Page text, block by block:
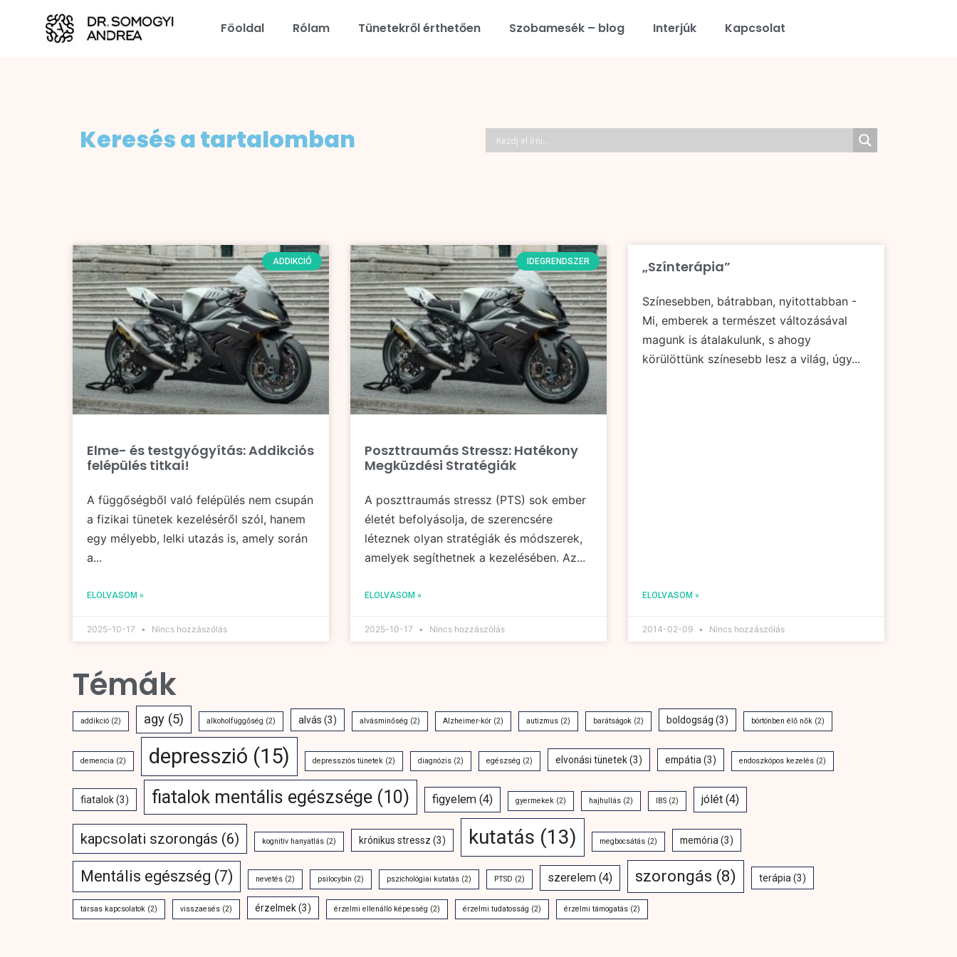
Föoldal Rólam Tünetekről érthetően Szobamesék – blog Interjúk Kapcsolat
Keresés a tartalomban
ADDIKCIÓ
Elme- és testgyógyítás: Addikciós
felépülés titkai!
A függőségből való felépülés nem csupán
a fizikai tünetek kezeléséről szól, hanem
egy mélyebb, lelki utazás is, amely során
a...
ELOLVASOM »
2025-10-17 Nincs hozzászólás
IDEGRENDSZER
Poszttraumás Stressz: Hatékony
Megküzdési Stratégiák
A poszttraumás stressz (PTS) sok ember
életét befolyásolja, de szerencsére
léteznek olyan stratégiák és módszerek,
amelyek segíthetnek a kezelésében. Az...
ELOLVASOM »
2025-10-17 Nincs hozzászólás
„Színterápia”
Színesebben, bátrabban, nyitottabban -
Mi, emberek a természet változásával
magunk is átalakulunk, s ahogy
körülöttünk színesebb lesz a világ, úgy...
ELOLVASOM »
2014-02-09 Nincs hozzászólás
Témák
addikció (2) agy (5) alkoholfüggőség (2) alvás (3) alvásminőség (2) Alzheimer-kór (2) autizmus (2) barátságok (2) boldogság (3) börtönben élő nők (2)
demencia (2) depresszió (15) depressziós tünetek (2) diagnózis (2) egészség (2) elvonási tünetek(3) empátia (3) endoszkópos kezelés (2)
fiatalok(3) fiatalok mentális egészsége (10) figyelem (4) gyermekek (2) hajhullás (2) IBS (2) jólét (4)
kapcsolati szorongás (6) kognitív hanyatlás (2) krónikus stressz (3) kutatás (13) megbocsátás (2) memória (3)
Mentális egészség (7) nevetés (2) psilocybin (2) pszichológiai kutatás (2) PTSD (2) szerelem (4) szorongás (8) terápia (3)
társas kapcsolatok (2) visszaesés (2) érzelmek(3) érzelmi ellenálló képesség (2) érzelmi tudatosság (2) érzelmi támogatás (2)